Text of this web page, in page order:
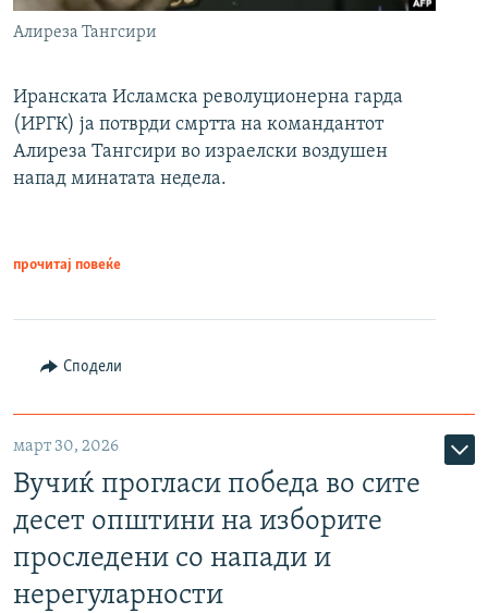
Алиреза Тангсири
Иранската Исламска револуционерна гарда
(ИРГК) ја потврди смртта на командантот
Алиреза Тангсири во израелски воздушен
напад минатата недела.
прочитај повеќе
Сподели
март 30, 2026
Вучиќ прогласи победа во сите
десет општини на изборите
проследени со напади и
нерегуларности